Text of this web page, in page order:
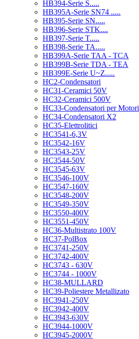
HB394-Serie S.....
HB395A-Serie SN74 .....
HB395-Serie SN.....
HB396-Serie STK....
HB397-Serie T.....
HB398-Serie TA.....
HB399A-Serie TAA - TCA
HB399B-Serie TDA - TEA
HB399E-Serie U~Z.....
HC2-Condensatori
HC31-Ceramici 50V
HC32-Ceramici 500V
HC33-Condensatori per Motori
HC34-Condensatori X2
HC35-Elettrolitici
HC3541-6,3V
HC3542-16V
HC3543-25V
HC3544-50V
HC3545-63V
HC3546-100V
HC3547-160V
HC3548-200V
HC3549-350V
HC3550-400V
HC3551-450V
HC36-Multistrato 100V
HC37-PolBox
HC3741-250V
HC3742-400V
HC3743 - 630V
HC3744 - 1000V
HC38-MULLARD
HC39-Poliestere Metallizato
HC3941-250V
HC3942-400V
HC3943-630V
HC3944-1000V
HC3945-2000V